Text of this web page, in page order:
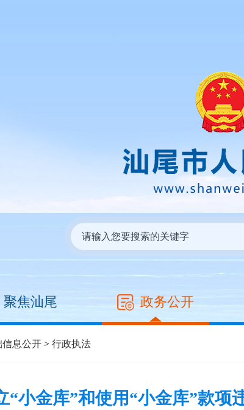
聚焦汕尾 政务公开
信息公开 >行政执法
“小金库”和使用“小金库”款项